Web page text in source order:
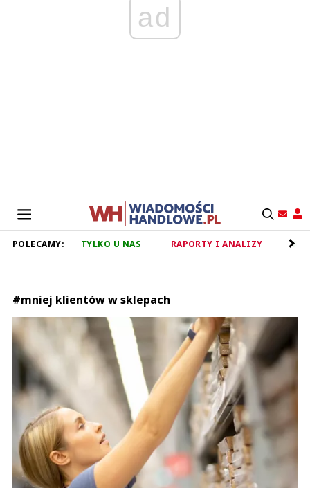
ad
POLECAMY: TYLKO U NAS RAPORTY I ANALIZY
#mniej klientów w sklepach